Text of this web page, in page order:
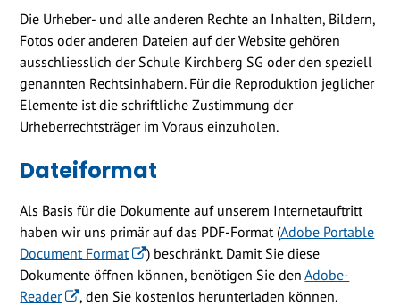
Die Urheber- und alle anderen Rechte an Inhalten, Bildern,
Fotos oder anderen Dateien auf der Website gehören
ausschliesslich der Schule Kirchberg SG oder den speziell
genannten Rechtsinhabern. Für die Reproduktion jeglicher
Elemente ist die schriftliche Zustimmung der
Urheberrechtsträger im Voraus einzuholen.
Dateiformat
Als Basis für die Dokumente auf unserem Internetauftritt
haben wir uns primär auf das PDF-Format (Adobe Portable
Document Format
) beschränkt. Damit Sie diese
Dokumente öffnen können, benötigen Sie denAdobe-
Reader
, den Sie kostenlos herunterladen können.